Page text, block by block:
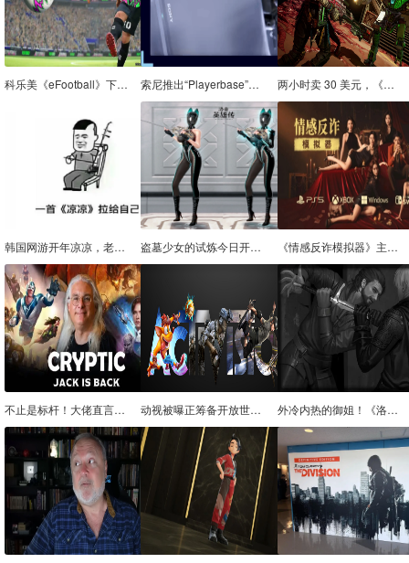
科乐美《eFootball》下载破 10 亿，《实况足球》大师联赛玩法限时回归 索尼推出“Playerbase”计划：将真实玩家扫描植入 PS 第一方游戏 两小时卖 30 美元，《无主之地 4》首个剧情 DLC 遭玩家吐槽
韩国网游开年凉凉，老牌IP都不能幸免！炒冷饭的时代要过去了？ 盗墓少女的试炼今日开启！《洛奇英雄传》酷炫摩托骑手外观上新！ 《情感反诈模拟器》主机版将于2月14日发售
不止是标杆！大佬直言《星际战甲》是西方MMO的未来 动视被曝正筹备开放世界 RPG 游戏，有望与《GTA》《赛博朋克 2077》一较高下 外冷内热的御姐！《洛奇英雄传》新角色卡莉亚背景故事曝光！